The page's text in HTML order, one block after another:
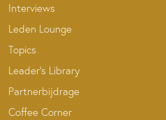
Interviews
Leden Lounge
Topics
Leader’s Library
Partnerbijdrage
Coffee Corner